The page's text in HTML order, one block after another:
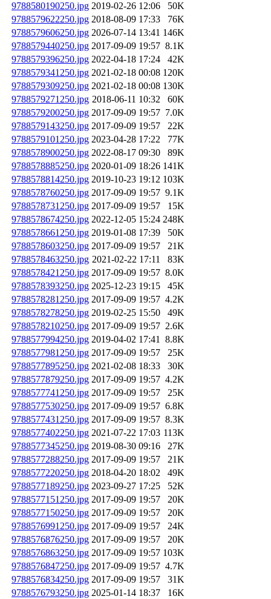
9788580190250.jpg 2019-02-26 12:06
50K
9788579622250.jpg 2018-08-09 17:33
76K
9788579606250.jpg 2026-07-14 13:41 146K
9788579440250.jpg 2017-09-09 19:57 8.1K
9788579396250.jpg 2022-04-18 17:24
42K
9788579341250.jpg 2021-02-18 00:08 120K
9788579309250.jpg 2021-02-18 00:08 130K
9788579271250.jpg 2018-06-11 10:32
60K
9788579200250.jpg 2017-09-09 19:57 7.0K
9788579143250.jpg 2017-09-09 19:57
22K
9788579101250.jpg 2023-04-28 17:22
77K
9788578900250.jpg 2022-08-17 09:30
89K
9788578885250.jpg 2020-01-09 18:26 141K
9788578814250.jpg 2019-10-23 19:12 103K
9788578760250.jpg 2017-09-09 19:57 9.1K
9788578731250.jpg 2017-09-09 19:57
15K
9788578674250.jpg 2022-12-05 15:24 248K
9788578661250.jpg 2019-01-08 17:39
50K
9788578603250.jpg 2017-09-09 19:57
21K
9788578463250.jpg 2021-02-22 17:11
83K
9788578421250.jpg 2017-09-09 19:57 8.0K
9788578393250.jpg 2025-12-23 19:15
45K
9788578281250.jpg 2017-09-09 19:57 4.2K
9788578278250.jpg 2019-02-25 15:50
49K
9788578210250.jpg 2017-09-09 19:57 2.6K
9788577994250.jpg 2019-04-02 17:41 8.8K
9788577981250.jpg 2017-09-09 19:57
25K
9788577895250.jpg 2021-02-08 18:33
30K
9788577879250.jpg 2017-09-09 19:57 4.2K
9788577741250.jpg 2017-09-09 19:57
25K
9788577530250.jpg 2017-09-09 19:57 6.8K
9788577431250.jpg 2017-09-09 19:57 8.3K
9788577402250.jpg 2021-07-22 17:03 113K
9788577345250.jpg 2019-08-30 09:16
27K
9788577288250.jpg 2017-09-09 19:57
21K
9788577220250.jpg 2018-04-20 18:02
49K
9788577189250.jpg 2023-09-27 17:25
52K
9788577151250.jpg 2017-09-09 19:57
20K
9788577150250.jpg 2017-09-09 19:57
20K
9788576991250.jpg 2017-09-09 19:57
24K
9788576876250.jpg 2017-09-09 19:57
20K
9788576863250.jpg 2017-09-09 19:57 103K
9788576847250.jpg 2017-09-09 19:57 4.7K
9788576834250.jpg 2017-09-09 19:57
31K
9788576793250.jpg 2025-01-14 18:37
16K